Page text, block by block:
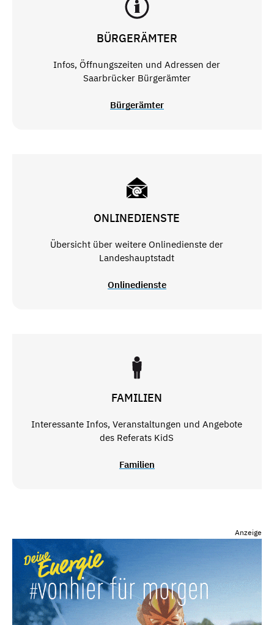
BÜRGERÄMTER
Infos, Öffnungszeiten und Adressen der
Saarbrücker Bürgerämter
Bürgerämter
ONLINEDIENSTE
Übersicht über weitere Onlinedienste der
Landeshauptstadt
Onlinedienste
FAMILIEN
Interessante Infos, Veranstaltungen und Angebote
des Referats KidS
Familien
Anzeige